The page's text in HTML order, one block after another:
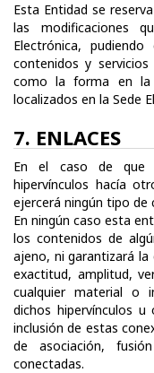
Esta Entidad se
las modificaciones
Electrónica,
contenidos y
como la forma en la
localizados en la Sede
7. ENLACES
En el caso de que
hipervínculos hacía
ejercerá ningún tipo
En ningún caso esta
los contenidos de
ajeno, ni garantizará la
exactitud, amplitud,
cualquier material o
dichos hipervínculos
inclusión de estas
de asociación,
conectadas.